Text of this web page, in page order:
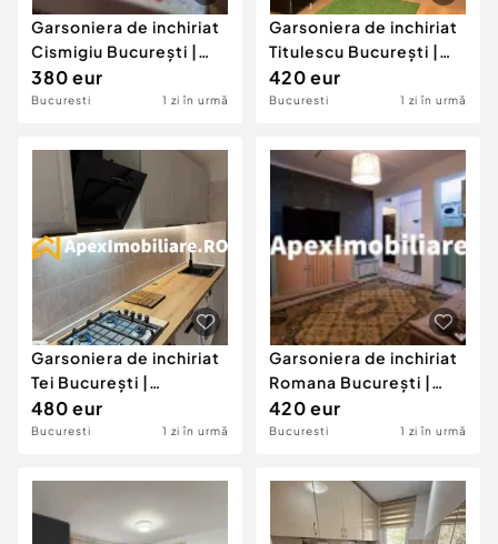
Garsoniera de inchiriat
Cismigiu București |
ApexImobiliare
380 eur
Bucuresti 1 zi în urmă
Garsoniera de inchiriat
Titulescu București |
ApexImobiliar
420 eur
Bucuresti 1 zi în urmă
Garsoniera de inchiriat
Tei București |
ApexImobiliare.ro
480 eur
Bucuresti 1 zi în urmă
Garsoniera de inchiriat
Romana București |
ApexImobiliare.r
420 eur
Bucuresti 1 zi în urmă